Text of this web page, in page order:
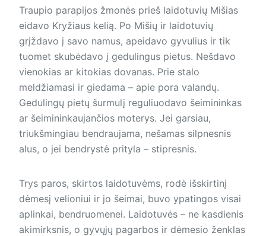
Traupio parapijos žmonės prieš laidotuvių Mišias
eidavo Kryžiaus kelią. Po Mišių ir laidotuvių
grįždavo į savo namus, apeidavo gyvulius ir tik
tuomet skubėdavo į gedulingus pietus. Nešdavo
vienokias ar kitokias dovanas. Prie stalo
meldžiamasi ir giedama – apie pora valandų.
Gedulingų pietų šurmulį reguliuodavo šeimininkas
ar šeimininkaujančios moterys. Jei garsiau,
triukšmingiau bendraujama, nešamas silpnesnis
alus, o jei bendrystė prityla – stipresnis.
Trys paros, skirtos laidotuvėms, rodė išskirtinį
dėmesį velioniui ir jo šeimai, buvo ypatingos visai
aplinkai, bendruomenei. Laidotuvės – ne kasdienis
akimirksnis, o gyvųjų pagarbos ir dėmesio ženklas